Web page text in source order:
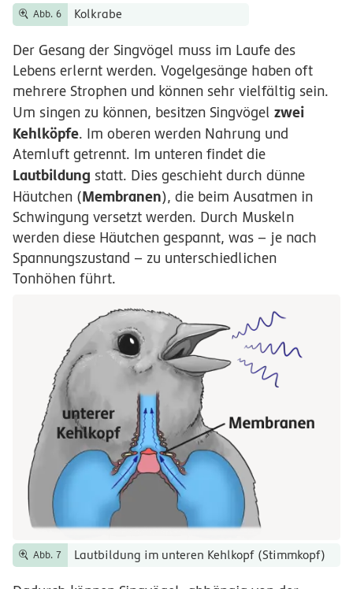
Abb. 6 Kolkrabe
Der Gesang der Singvögel muss im Laufe des
Lebens erlernt werden. Vogelgesänge haben oft
mehrere Strophen und können sehr vielfältig sein.
Um singen zu können, besitzen Singvögel zwei
Kehlköpfe. Im oberen werden Nahrung und
Atemluft getrennt. Im unteren findet die
Lautbildung statt. Dies geschieht durch dünne
Häutchen (Membranen), die beim Ausatmen in
Schwingung versetzt werden. Durch Muskeln
werden diese Häutchen gespannt, was – je nach
Spannungszustand – zu unterschiedlichen
Tonhöhen führt.
Abb. 7 Lautbildung im unteren Kehlkopf (Stimmkopf)